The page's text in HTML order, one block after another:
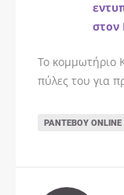
στον
Το κομμωτήριο
πύλες του για
ΡΑΝΤΕΒΟΎ ONLINE